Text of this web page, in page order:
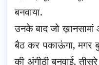
बनवाया.
उनके बाद जो ख़ानसामां
बैठ कर पकाऊंगा, मगर
की अंगीठी बनवाई.